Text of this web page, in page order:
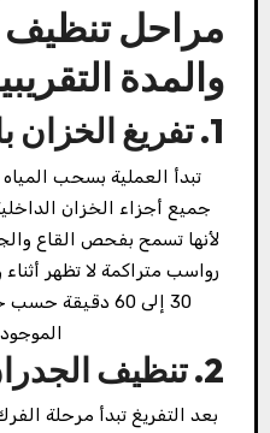
مراحل تنظيف
والمدة
1. تفريغ الخزان بالكامل
تبدأ العملية بسحب
جميع أجزاء الخزان
لأنها تسمح بفحص القاع
رواسب متراكمة لا تظهر
30 إلى 60
2. تنظيف الجدران والقاع يدوياً
بعد التفريغ تبدأ مرحلة